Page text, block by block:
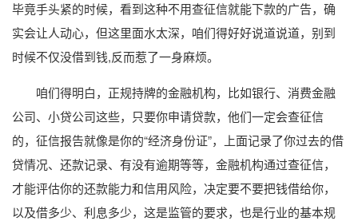
毕竟手头紧的时候，看到这种不用查征信就能下款的广告，确
实会让人动心，但这里面水太深，咱们得好好说道说道，别到
时候不仅没借到钱,反而惹了一身麻烦。
咱们得明白，正规持牌的金融机构，比如银行、消费金融
公司、小贷公司这些，只要你申请贷款，他们一定会查征信
的，征信报告就像是你的“经济身份证”，上面记录了你过去的借
贷情况、还款记录、有没有逾期等等，金融机构通过查征信，
才能评估你的还款能力和信用风险，决定要不要把钱借给你，
以及借多少、利息多少，这是监管的要求，也是行业的基本规